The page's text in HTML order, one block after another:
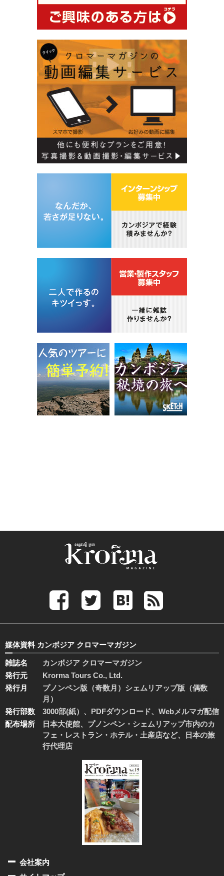
媒体資料 カンボジア クロマーマガジン
雑誌名
カンボジア クロマーマガジン
発行元
Krorma Tours Co., Ltd.
発行月
プノンペン版（奇数月）シェムリアップ版（偶数
月）
発行部数
3000部(紙）、PDFダウンロード、Webメルマガ配信
配布場所
日本大使館、プノンペン・シェムリアップ市内のカ
フェ・レストラン・ホテル・土産店など、日本の旅
行代理店
会社案内